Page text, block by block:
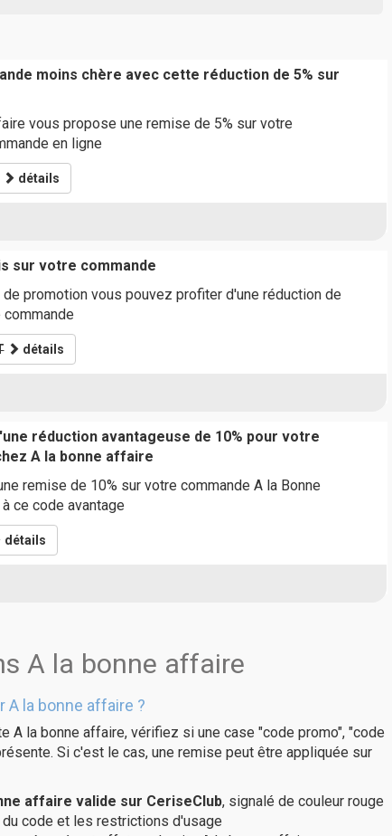
moins chère avec cette réduction de 5% sur
vous propose une remise de 5% sur votre
en ligne
détails
sur votre commande
promotion vous pouvez profiter d'une réduction de
détails
réduction avantageuse de 10% pour votre
A la bonne affaire
remise de 10% sur votre commande A la Bonne
ce code avantage
détails
A la bonne affaire
la bonne affaire ?
A la bonne affaire, vérifiez si une case "code promo", "code
Si c'est le cas, une remise peut être appliquée sur
affaire valide sur CeriseClub, signalé de couleur rouge
code et les restrictions d'usage